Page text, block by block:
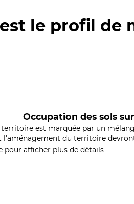
le profil de
Occupation des sols
est marquée par un
du territoire
pour afficher plus de détails